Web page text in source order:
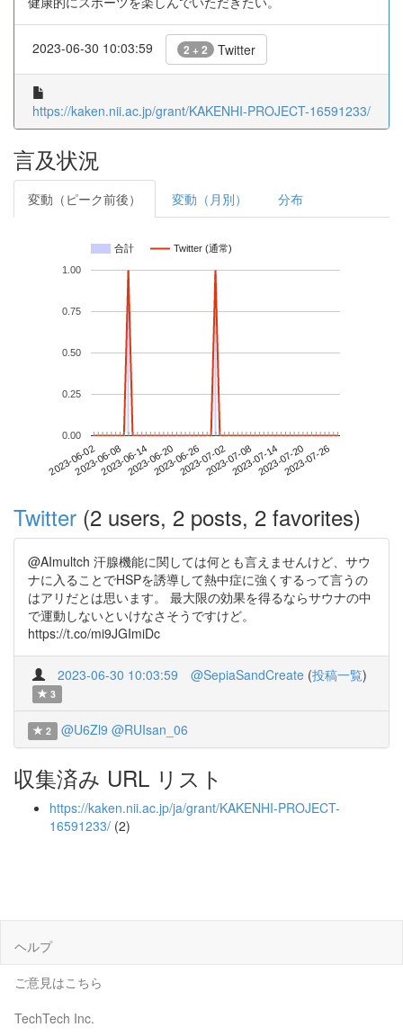
2023-06-30 10:03:59 2 + 2 Twitter
https://kaken.nii.ac.jp/grant/KAKENHI-PROJECT-16591233/
言及状況
変動（ピーク前後） 変動（月別） 分布
合計 Twitter (通常)
2023-06-022023-06-082023-06-142023-06-202023-06-262023-07-022023-07-082023-07-142023-07-202023-07-26
0.00
0.25
0.50
0.75
1.00
Twitter (2 users, 2 posts, 2 favorites)
@AImultch 汗腺機能に関しては何とも言えませんけど、サウ
ナに入ることでHSPを誘導して熱中症に強くするって言うの
はアリだとは思います。 最大限の効果を得るならサウナの中
で運動しないといけなさそうですけど。
https://t.co/mi9JGImiDc
2023-06-30 10:03:59 @SepiaSandCreate (投稿一覧)
3
2 @U6Zl9 @RUIsan_06
収集済み URL リスト
https://kaken.nii.ac.jp/ja/grant/KAKENHI-PROJECT-
16591233/ (2)
ヘルプ
ご意見はこちら
TechTech Inc.